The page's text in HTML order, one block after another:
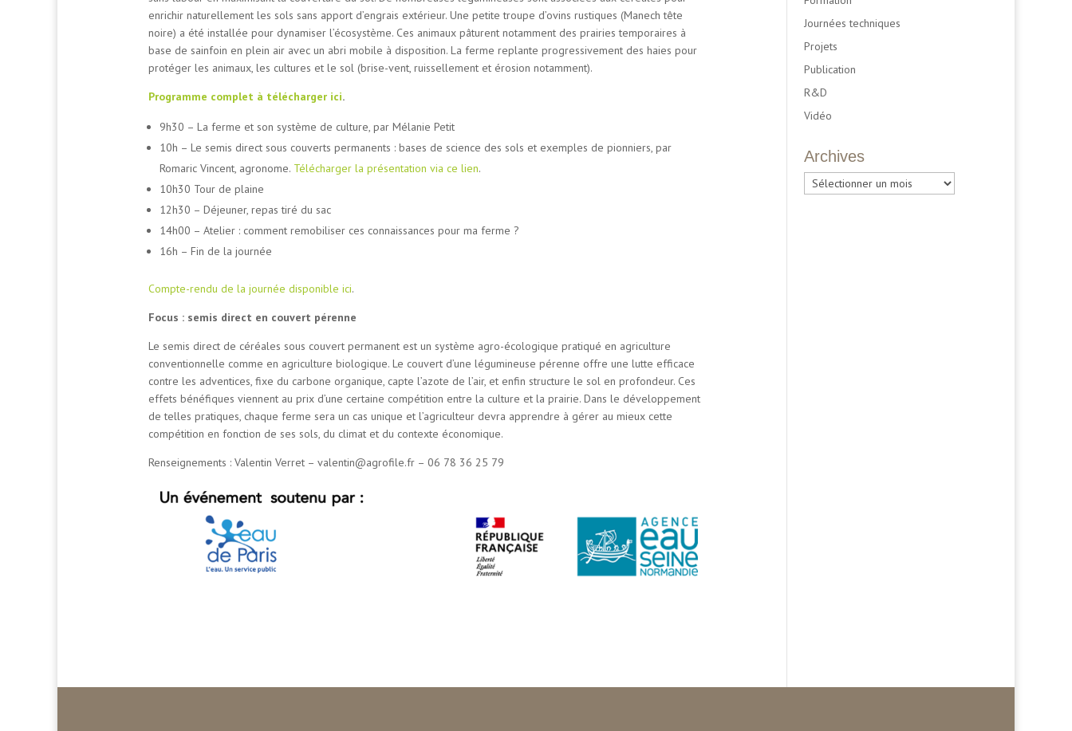
enrichir naturellement les sols sans apport d’engrais extérieur. Une petite troupe d’ovins rustiques (Manech tête
noire) a été installée pour dynamiser l’écosystème. Ces animaux pâturent notamment des prairies temporaires à
base de sainfoin en plein air avec un abri mobile à disposition. La ferme replante progressivement des haies pour
protéger les animaux, les cultures et le sol (brise-vent, ruissellement et érosion notamment).
Programme complet à télécharger ici.
9h30 – La ferme et son système de culture, par Mélanie Petit
10h – Le semis direct sous couverts permanents : bases de science des sols et exemples de pionniers, par
Romaric Vincent, agronome. Télécharger la présentation via ce lien.
10h30 Tour de plaine
12h30 – Déjeuner, repas tiré du sac
14h00 – Atelier : comment remobiliser ces connaissances pour ma ferme ?
16h – Fin de la journée
Compte-rendu de la journée disponible ici.
Focus : semis direct en couvert pérenne
Le semis direct de céréales sous couvert permanent est un système agro-écologique pratiqué en agriculture
conventionnelle comme en agriculture biologique. Le couvert d’une légumineuse pérenne offre une lutte efficace
contre les adventices, fixe du carbone organique, capte l’azote de l’air, et enfin structure le sol en profondeur. Ces
effets bénéfiques viennent au prix d’une certaine compétition entre la culture et la prairie. Dans le développement
de telles pratiques, chaque ferme sera un cas unique et l’agriculteur devra apprendre à gérer au mieux cette
compétition en fonction de ses sols, du climat et du contexte économique.
Renseignements : Valentin Verret – valentin@agrofile.fr – 06 78 36 25 79
Journées techniques
Projets
Publication
R&D
Vidéo
Archives
Archives